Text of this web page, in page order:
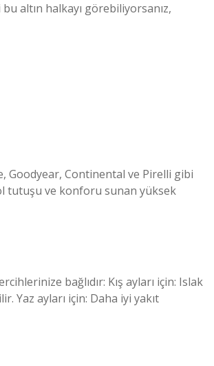
bu altın halkayı görebiliyorsanız,
Goodyear, Continental ve Pirelli gibi
tutuşu ve konforu sunan yüksek
bağlıdır: Kış ayları için: Islak
Yaz ayları için: Daha iyi yakıt